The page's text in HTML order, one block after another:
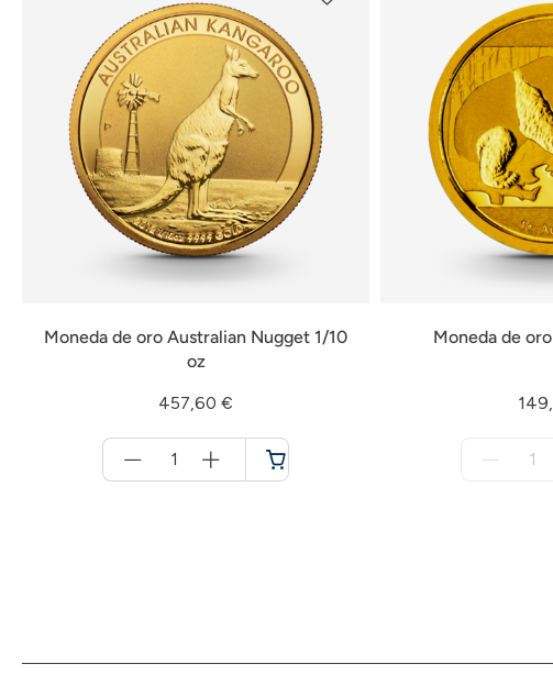
Moneda de oro Australian Nugget 1/10
oz
457,60 €
Moneda de